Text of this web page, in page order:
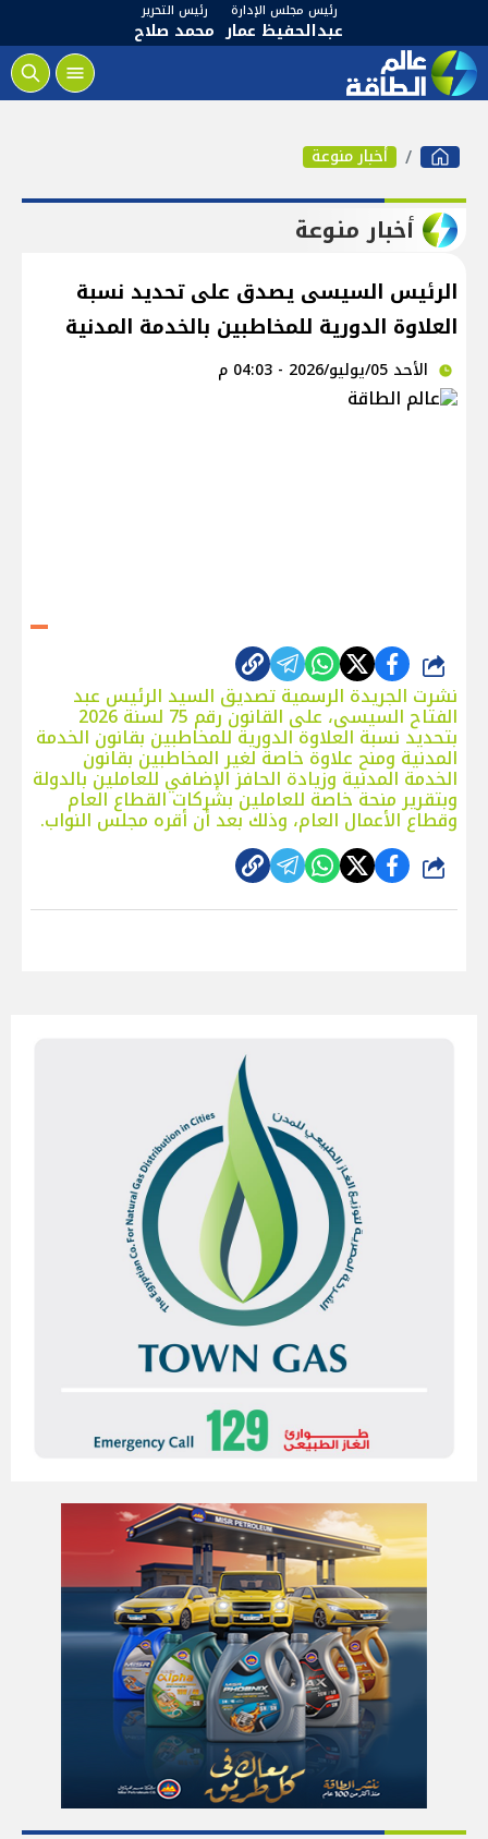
رئيس مجلس الإدارة
عبدالحفيظ عمار
رئيس التحرير
محمد صلاح
أخبار منوعة
أخبار منوعة
الرئيس السيسى يصدق على تحديد نسبة
العلاوة الدورية للمخاطبين بالخدمة المدنية
الأحد 05/يوليو/2026 - 04:03 م
شارك
نشرت الجريدة الرسمية تصديق السيد الرئيس عبد
الفتاح السيسى، على القانون رقم 75 لسنة 2026
بتحديد نسبة العلاوة الدورية للمخاطبين بقانون الخدمة
المدنية ومنح علاوة خاصة لغير المخاطبين بقانون
الخدمة المدنية وزيادة الحافز الإضافي للعاملين بالدولة
وبتقرير منحة خاصة للعاملين بشركات القطاع العام
وقطاع الأعمال العام، وذلك بعد أن أقره مجلس النواب.
شارك